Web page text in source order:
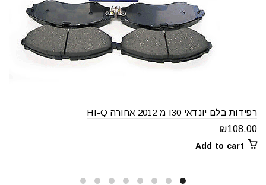
רפידות בלם יונדאי I30 מ 2012 אחורה HI-Q
₪108.00
Add to cart